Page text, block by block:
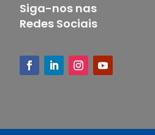
Siga-nos nas
Redes Sociais